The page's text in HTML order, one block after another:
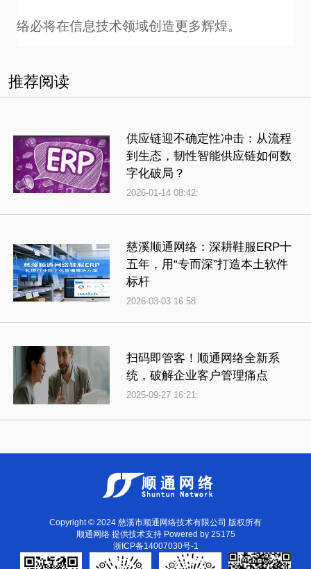
络必将在信息技术领域创造更多辉煌。
推荐阅读
供应链迎不确定性冲击：从流程
到生态，韧性智能供应链如何数
字化破局？
2026-01-14 08:42:
慈溪顺通网络：深耕鞋服ERP十
五年，用“专而深”打造本土软件
标杆
2026-03-03 16:58:
扫码即管客！顺通网络全新系
统，破解企业客户管理痛点
2025-09-27 16:21:
Copyright © 2024 慈溪市顺通网络技术有限公司 版权所有
顺通网络提供技术支持 Powered by 25175
浙ICP备14007030号-1